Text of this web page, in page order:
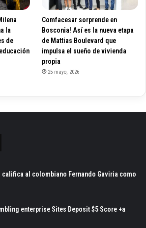
la
de
Comfacesar sorprende en
Bosconia! Así es la nueva etapa
de Mattias Boulevard que
impulsa el sueño de vivienda
propia
25 mayo, 2026
califica al colombiano Fernando Gaviria como
enterprise Sites Deposit $5 Score +a